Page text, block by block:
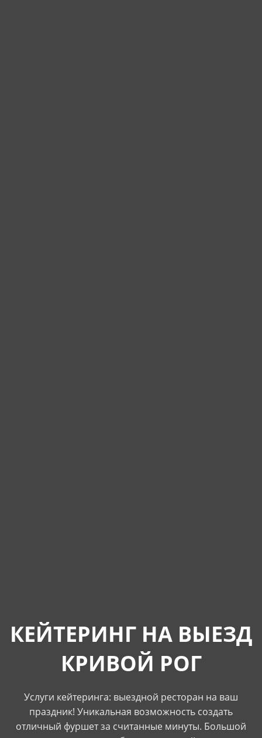
КЕЙТЕРИНГ НА ВЫЕЗД
КРИВОЙ РОГ
Услуги кейтеринга: выездной ресторан на ваш
праздник! Уникальная возможность создать
отличный фуршет за считанные минуты. Большой